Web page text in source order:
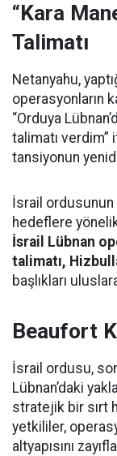
“Kara
Talimatı
Netanyahu,
operasyonların
“Orduya
talimatı verdim”
tansiyonun
İsrail ordusunun
hedeflere yönelik
İsrail Lübnan
talimatı,
başlıkları
Beaufort
İsrail ordusu,
Lübnan’daki
stratejik bir sırt
yetkililer,
altyapısını